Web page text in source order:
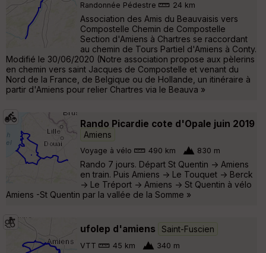
Randonnée Pédestre 24 km
Association des Amis du Beauvaisis vers
Compostelle Chemin de Compostelle
Section d'Amiens à Chartres se raccordant
au chemin de Tours Partiel d'Amiens à Conty.
Modifié le 30/06/2020 (Notre association propose aux pèlerins
en chemin vers saint Jacques de Compostelle et venant du
Nord de la France, de Belgique ou de Hollande, un itinéraire à
partir d'Amiens pour relier Chartres via le Beauva »
Rando Picardie cote d'Opale juin 2019
Amiens
Voyage à vélo 490 km 830 m
Rando 7 jours. Départ St Quentin -> Amiens
en train. Puis Amiens -> Le Touquet -> Berck
-> Le Tréport -> Amiens -> St Quentin à vélo
Amiens -St Quentin par la vallée de la Somme »
ufolep d'amiens Saint-Fuscien
VTT 45 km 340 m